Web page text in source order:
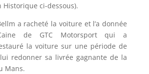
Historique ci-dessous).
a racheté la voiture et l’a donnée
de GTC Motorsport qui a
la voiture sur une période de
redonner sa livrée gagnante de la
Mans.